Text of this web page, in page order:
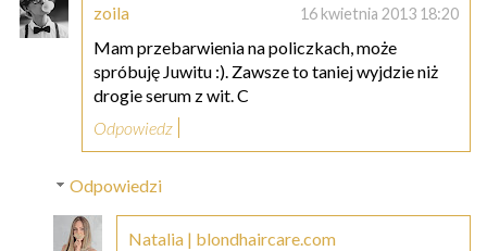
zoila 16 kwietnia 2013 18:20
Mam przebarwienia na policzkach, może
spróbuję Juwitu :). Zawsze to taniej wyjdzie niż
drogie serum z wit. C
Odpowiedz
Odpowiedzi
Natalia | blondhaircare.com